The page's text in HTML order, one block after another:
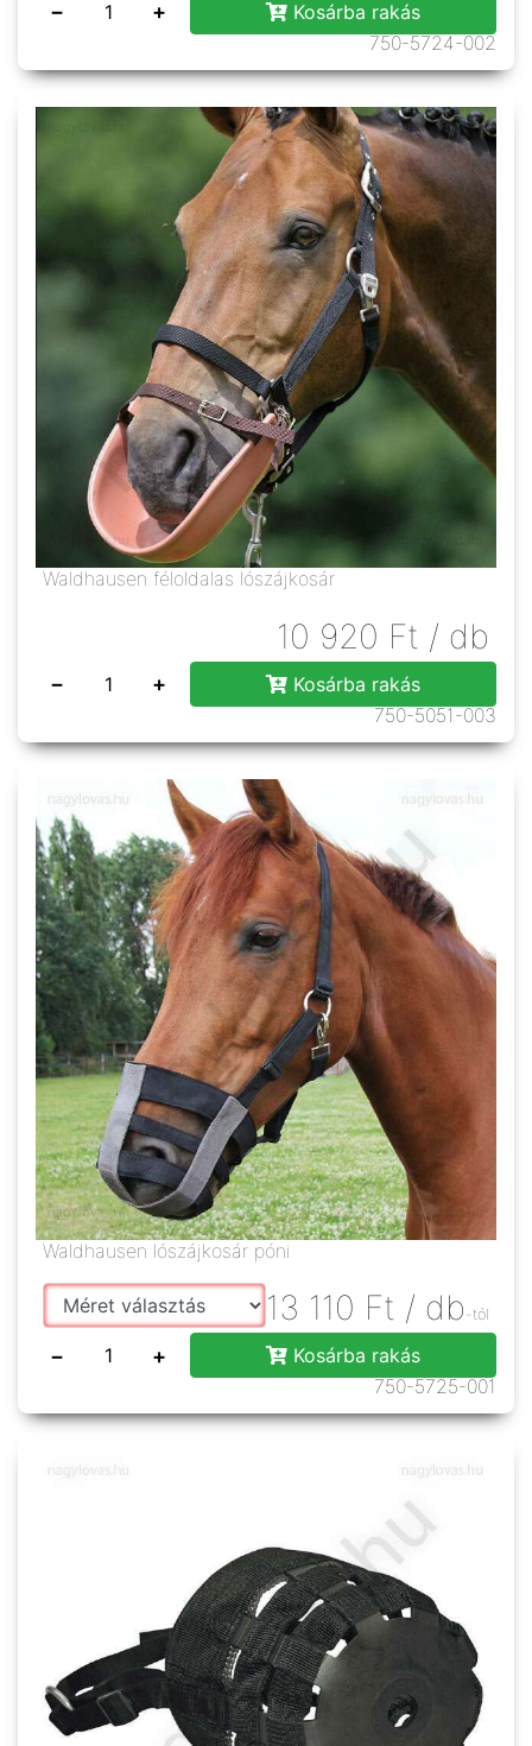
− +
Kosárba rakás
750-5724-002
Waldhausen féloldalas lószájkosár
10 920 Ft / db
− +
Kosárba rakás
750-5051-003
Waldhausen lószájkosár póni
13 110 Ft / db -tól
− +
Kosárba rakás
750-5725-001